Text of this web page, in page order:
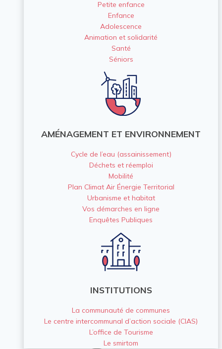
Petite enfance
Enfance
Adolescence
Animation et solidarité
Santé
Séniors
AMÉNAGEMENT ET ENVIRONNEMENT
Cycle de l’eau (assainissement)
Déchets et réemploi
Mobilité
Plan Climat Air Énergie Territorial
Urbanisme et habitat
Vos démarches en ligne
Enquêtes Publiques
INSTITUTIONS
La communauté de communes
Le centre intercommunal d’action sociale (CIAS)
L’office de Tourisme
Le smirtom